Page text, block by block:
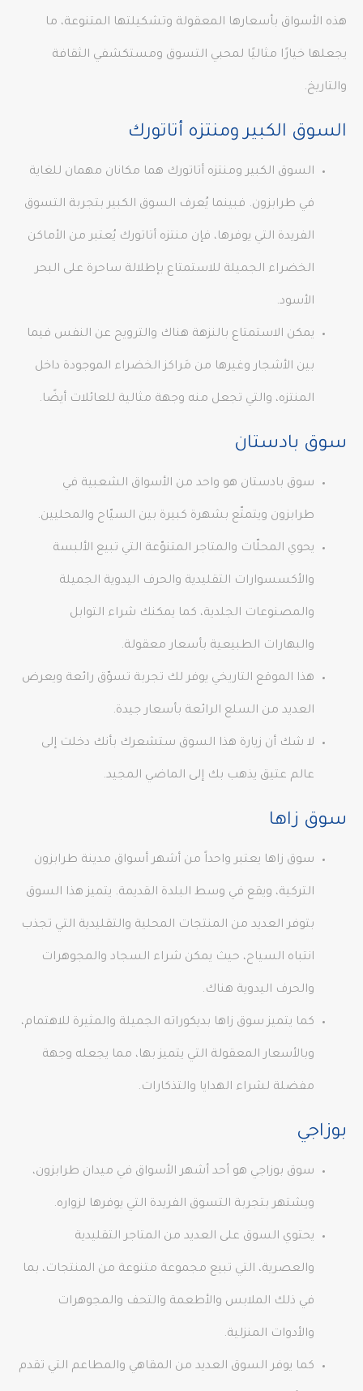
هذه الأسواق بأسعارها المعقولة وتشكيلتها المتنوعة، ما
يجعلها خيارًا مثاليًا لمحبي التسوق ومستكشفي الثقافة
والتاريخ.
السوق الكبير ومنتزه أتاتورك
السوق الكبير ومنتزه أتاتورك هما مكانان مهمان للغاية
في طرابزون. فبينما يُعرف السوق الكبير بتجربة التسوق
الفريدة التي يوفرها، فإن منتزه أتاتورك يُعتبر من الأماكن
الخضراء الجميلة للاستمتاع بإطلالة ساحرة على البحر
الأسود.
يمكن الاستمتاع بالنزهة هناك والترويح عن النفس فيما
بين الأشجار وغيرها من مَراكز الخضراء الموجودة داخل
المنتزه، والتي تجعل منه وجهة مثالية للعائلات أيضًا.
سوق بادستان
سوق بادستان هو واحد من الأسواق الشعبية في
طرابزون ويتمتّع بشهرة كبيرة بين السيّاح والمحليين.
يحوي المحلّات والمتاجر المتنوّعة التي تبيع الألبسة
والأكسسوارات التقليدية والحرف اليدوية الجميلة
والمصنوعات الجلدية، كما يمكنك شراء التوابل
والبهارات الطبيعية بأسعار معقولة.
هذا الموقع التاريخي يوفر لك تجربة تسوّق رائعة ويعرض
العديد من السلع الرائعة بأسعار جيدة.
لا شك أن زيارة هذا السوق ستشعرك بأنك دخلت إلى
عالم عتيق يذهب بك إلى الماضي المجيد.
سوق زاها
سوق زاها يعتبر واحداً من أشهر أسواق مدينة طرابزون
التركية، ويقع في وسط البلدة القديمة. يتميز هذا السوق
بتوفر العديد من المنتجات المحلية والتقليدية التي تجذب
انتباه السياح، حيث يمكن شراء السجاد والمجوهرات
والحرف اليدوية هناك.
كما يتميز سوق زاها بديكوراته الجميلة والمثيرة للاهتمام،
وبالأسعار المعقولة التي يتميز بها، مما يجعله وجهة
مفضلة لشراء الهدايا والتذكارات.
بوزاجي
سوق بوزاجي هو أحد أشهر الأسواق في ميدان طرابزون،
ويشتهر بتجربة التسوق الفريدة التي يوفرها لزواره.
يحتوي السوق على العديد من المتاجر التقليدية
والعصرية، التي تبيع مجموعة متنوعة من المنتجات، بما
في ذلك الملابس والأطعمة والتحف والمجوهرات
والأدوات المنزلية.
كما يوفر السوق العديد من المقاهي والمطاعم التي تقدم